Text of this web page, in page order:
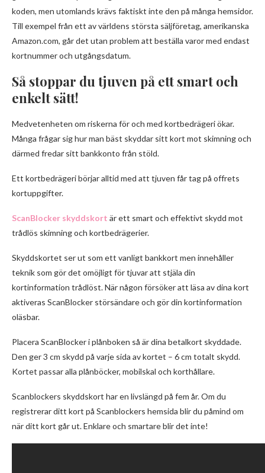
koden, men utomlands krävs faktiskt inte den på många hemsidor.
Till exempel från ett av världens största säljföretag, amerikanska
Amazon.com, går det utan problem att beställa varor med endast
kortnummer och utgångsdatum.
Så stoppar du tjuven på ett smart och
enkelt sätt!
Medvetenheten om riskerna för och med kortbedrägeri ökar.
Många frågar sig hur man bäst skyddar sitt kort mot skimning och
därmed fredar sitt bankkonto från stöld.
Ett kortbedrägeri börjar alltid med att tjuven får tag på offrets
kortuppgifter.
ScanBlocker skyddskort är ett smart och effektivt skydd mot
trådlös skimning och kortbedrägerier.
Skyddskortet ser ut som ett vanligt bankkort men innehåller
teknik som gör det omöjligt för tjuvar att stjäla din
kortinformation trådlöst. När någon försöker att läsa av dina kort
aktiveras ScanBlocker störsändare och gör din kortinformation
oläsbar.
Placera ScanBlocker i plånboken så är dina betalkort skyddade.
Den ger 3 cm skydd på varje sida av kortet – 6 cm totalt skydd.
Kortet passar alla plånböcker, mobilskal och korthållare.
Scanblockers skyddskort har en livslängd på fem år. Om du
registrerar ditt kort på Scanblockers hemsida blir du påmind om
när ditt kort går ut. Enklare och smartare blir det inte!